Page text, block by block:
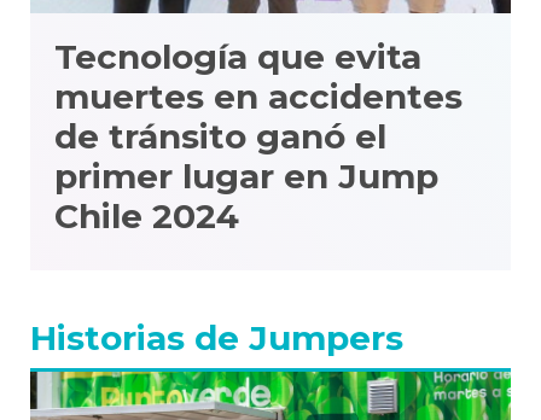
Tecnología que evita
muertes en accidentes
de tránsito ganó el
primer lugar en Jump
Chile 2024
Historias de Jumpers